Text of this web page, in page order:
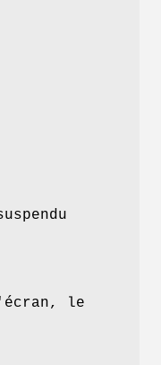
le